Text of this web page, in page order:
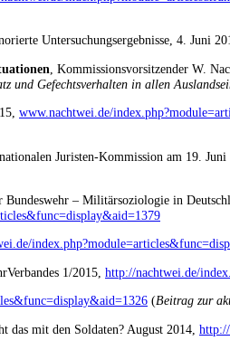
Untersuchungsergebnisse, 4. Juni
, Kommissionsvorsitzender W.
und Gefechtsverhalten in allen
www.nachtwei.de/
Juristen-Kommission am 19.
– Militärsoziologie in
1/2015, http://nachtwei.de/
(Beitrag zur
das mit den Soldaten? August 2014,